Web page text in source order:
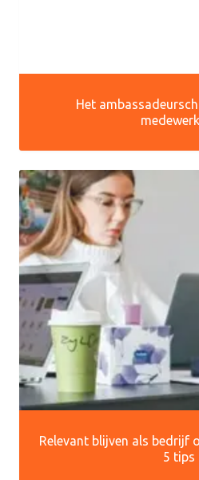
Het
Relevant blijven als bedrijf
5 tips